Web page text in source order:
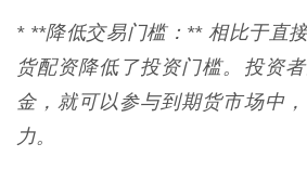
* **降低交易门槛：** 相比于直
货配资降低了投资门槛。投资
金，就可以参与到期货市场中
力。